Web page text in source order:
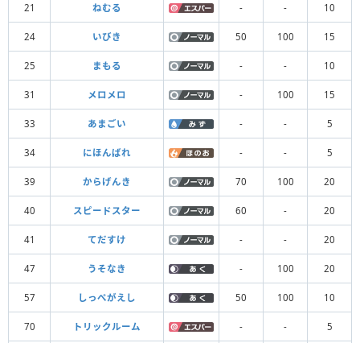
21 ねむる - - 10
24 いびき 50 100 15
25 まもる - - 10
31 メロメロ - 100 15
33 あまごい - - 5
34 にほんばれ - - 5
39 からげんき 70 100 20
40 スピードスター 60 - 20
41 てだすけ - - 20
47 うそなき - 100 20
57 しっぺがえし 50 100 10
70 トリックルーム - - 5